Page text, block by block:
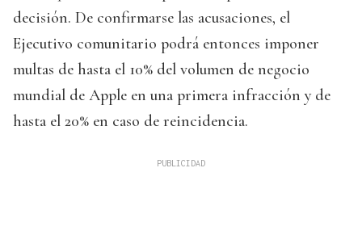
decisión. De confirmarse las acusaciones, el
Ejecutivo comunitario podrá entonces imponer
multas de hasta el 10% del volumen de negocio
mundial de Apple en una primera infracción y de
hasta el 20% en caso de reincidencia.